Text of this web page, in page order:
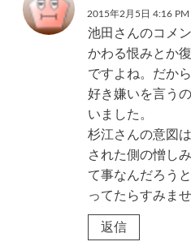
2015年2月5日 4:16 PM
池田さんのコメ
かわる恨みとか
ですよね。だか
好き嫌いを言う
いました。
杉江さんの意図
された側の憎し
て事なんだろう
ってたらすみませ
返信